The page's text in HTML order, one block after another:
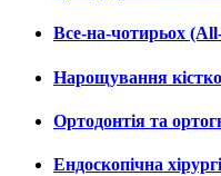
Все-на-чотирьох
Нарощування
Ортодонтія та
Ендоскопічна